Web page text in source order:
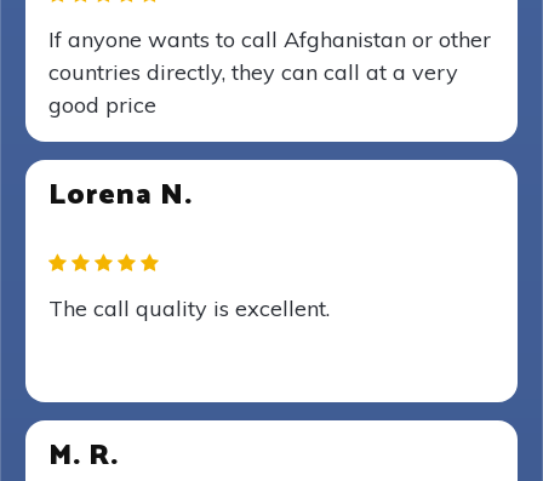
If anyone wants to call Afghanistan or other
countries directly, they can call at a very
good price
Lorena N.
The call quality is excellent.
M. R.